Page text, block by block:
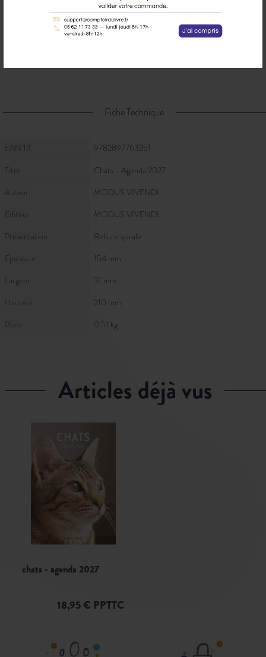
Fiche Technique
Fiche Technique
EAN 13
9782897763251
Titre
Chats - Agenda 2027
Auteur
MODUS VIVENDI
Editeur
MODUS VIVENDI
Présentation
Reliure spirale
Epaisseur
154 mm
Largeur
31 mm
Hauteur
210 mm
Poids
0.51 kg
articles déjà vus
chats - agenda 2027
18,95 € PPTTC